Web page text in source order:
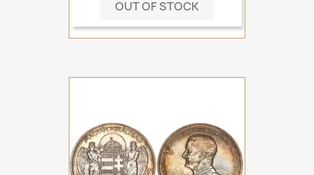
OUT OF STOCK